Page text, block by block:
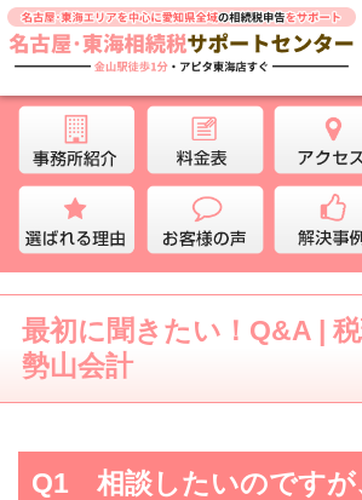
最初に聞きたい！Q&A |
勢山会計
Q1 相談したいのですが